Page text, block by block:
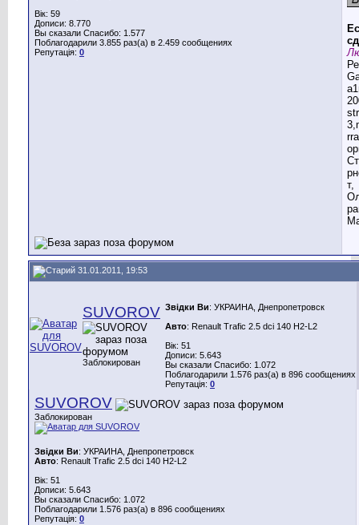
Вік: 59
Дописи: 8.770
Вы сказали Спасибо: 1.577
Поблагодарили 3.855 раз(а) в 2.459 сообщениях
Репутація: 0
т,
31.01.2011, 19:53
SUVOROV
Заблокирован
Звідки Ви: УКРАИНА, Днепропетровск
Авто: Renault Trafic 2.5 dci 140 H2-L2
Вік: 51
Дописи: 5.643
Вы сказали Спасибо: 1.072
Поблагодарили 1.576 раз(а) в 896 сообщениях
Репутація: 0
SUVOROV
Заблокирован
Звідки Ви: УКРАИНА, Днепропетровск
Авто: Renault Trafic 2.5 dci 140 H2-L2
Вік: 51
Дописи: 5.643
Вы сказали Спасибо: 1.072
Поблагодарили 1.576 раз(а) в 896 сообщениях
Репутація: 0